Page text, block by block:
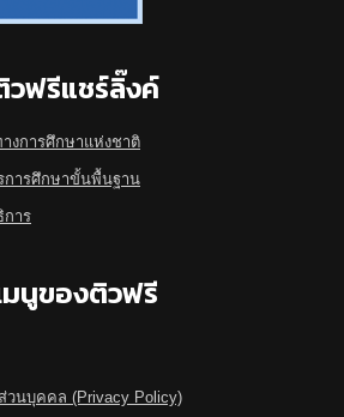
วฟรีแชร์ลิ๊งค์
งการศึกษาแห่งชาติ
การศึกษาขั้นพื้นฐาน
การ
มนูของติวฟรี
นบุคคล (Privacy Policy)